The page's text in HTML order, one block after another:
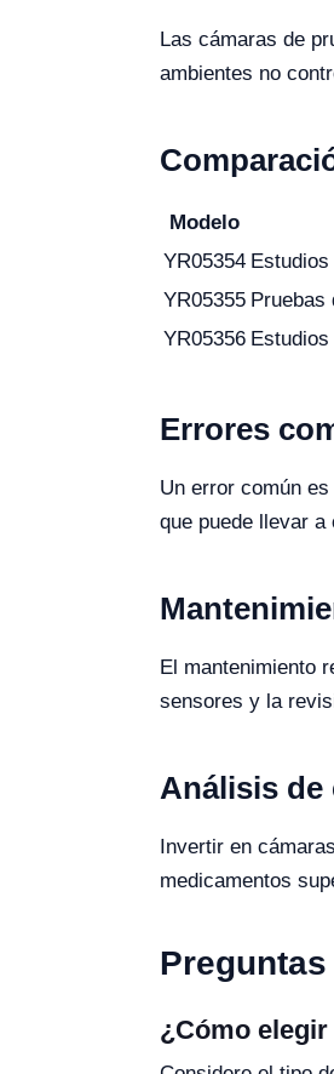
Las cámaras de
ambientes no
Modelo
YR05354
YR05355 Pruebas
YR05356
Errores
Un error común
que puede llevar
El mantenimiento
sensores y la
Análisis de
Invertir en
medicamentos
¿Cómo